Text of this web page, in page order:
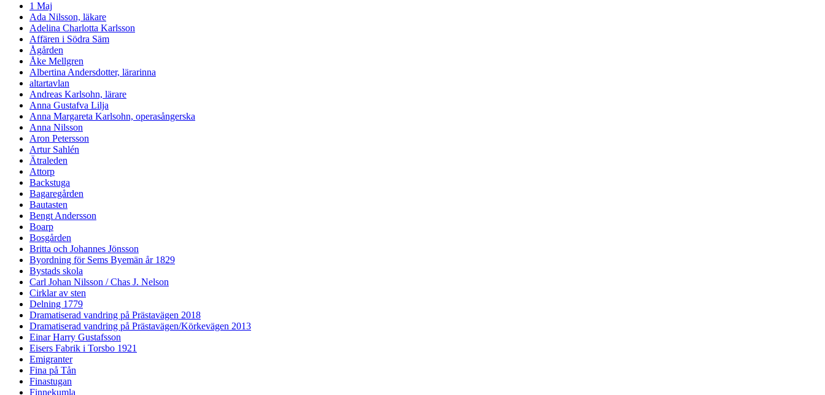
1 Maj
Ada Nilsson, läkare
Adelina Charlotta Karlsson
Affären i Södra Säm
Ågården
Åke Mellgren
Albertina Andersdotter, lärarinna
altartavlan
Andreas Karlsohn, lärare
Anna Gustafva Lilja
Anna Margareta Karlsohn, operasångerska
Anna Nilsson
Aron Petersson
Artur Sahlén
Ätraleden
Attorp
Backstuga
Bagaregården
Bautasten
Bengt Andersson
Boarp
Bosgården
Britta och Johannes Jönsson
Byordning för Sems Byemän år 1829
Bystads skola
Carl Johan Nilsson / Chas J. Nelson
Cirklar av sten
Delning 1779
Dramatiserad vandring på Prästavägen 2018
Dramatiserad vandring på Prästavägen/Körkevägen 2013
Einar Harry Gustafsson
Eisers Fabrik i Torsbo 1921
Emigranter
Fina på Tån
Finastugan
Finnekumla